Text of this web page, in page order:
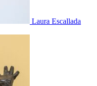
Laura Escallada